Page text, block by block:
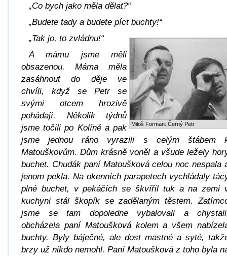
„Co bych jako měla dělat?“
„Budete tady a budete píct buchty!“
Miloš Forman: Černý Petr
„Tak jo, to zvládnu!“
A mámu jsme měli
obsazenou. Máma měla
zasáhnout do děje ve
chvíli, když se Petr se
svými otcem hrozivě
pohádají. Několik týdnů
jsme točili po Kolíně a pak
jsme jednou ráno vyrazili s celým štábem
Matouškovům. Dům krásně voněl a všude ležely
buchet. Chudák paní Matoušková celou noc nespala
jenom pekla. Na okenních parapetech vychládaly
plné buchet, v pekáčích se škvířil tuk a na zemi
kuchyni stál škopík se zadělaným těstem.
jsme se tam dopoledne vybalovali a
obcházela paní Matoušková kolem a všem
buchty. Byly báječné, ale dost mastné a syté,
brzy už nikdo nemohl. Paní Matoušková z toho byla